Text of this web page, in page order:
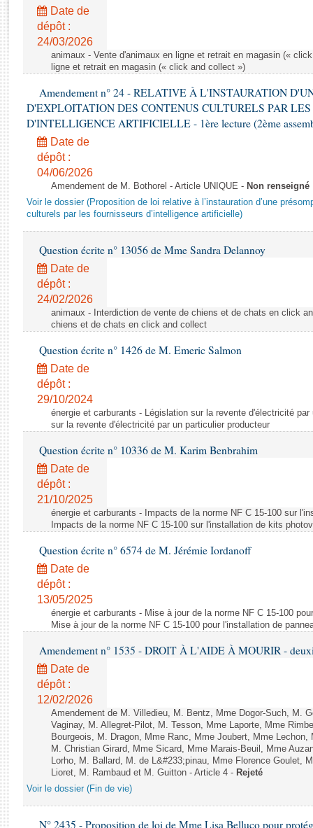
Rapports législatifs
Rapports sur l'application des lois
Baromètre de l’application des lois
Dossiers législatifs
Budget et sécurité sociale
Questions écrites et orales
Comptes rendus des débats
Date de
dépôt :
24/03/2026
animaux - Vente d'animaux en ligne et retrait en magasin («
ligne et retrait en magasin (« click and collect »)
Amendement n° 24 - RELATIVE À L'INSTAURATION
D'EXPLOITATION DES CONTENUS CULTURELS PAR LES
D'INTELLIGENCE ARTIFICIELLE - 1ère lecture (2ème
Date de
dépôt :
04/06/2026
Amendement de M. Bothorel - Article UNIQUE - Non renseigné
Voir le dossier (Proposition de loi relative à l’instauration d’une
culturels par les fournisseurs d’intelligence artificielle)
Question écrite n° 13056 de Mme Sandra Delannoy
Date de
dépôt :
24/02/2026
animaux - Interdiction de vente de chiens et de chats en click
chiens et de chats en click and collect
Question écrite n° 1426 de M. Emeric Salmon
Date de
dépôt :
29/10/2024
énergie et carburants - Législation sur la revente d'électricité
sur la revente d'électricité par un particulier producteur
Question écrite n° 10336 de M. Karim Benbrahim
Date de
dépôt :
21/10/2025
énergie et carburants - Impacts de la norme NF C 15-100 sur
Impacts de la norme NF C 15-100 sur l'installation de kits
Question écrite n° 6574 de M. Jérémie Iordanoff
Date de
dépôt :
13/05/2025
énergie et carburants - Mise à jour de la norme NF C 15-100
Mise à jour de la norme NF C 15-100 pour l'installation de
Amendement n° 1535 - DROIT À L'AIDE À MOURIR -
Date de
dépôt :
12/02/2026
Amendement de M. Villedieu, M. Bentz, Mme Dogor-Such, M.
Vaginay, M. Allegret-Pilot, M. Tesson, Mme Laporte, Mme
Bourgeois, M. Dragon, Mme Ranc, Mme Joubert, Mme
M. Christian Girard, Mme Sicard, Mme Marais-Beuil, Mme
Lorho, M. Ballard, M. de L&#233;pinau, Mme Florence Goulet,
Lioret, M. Rambaud et M. Guitton - Article 4 - Rejeté
Voir le dossier (Fin de vie)
N° 2435 - Proposition de loi de Mme Lisa Belluco pour